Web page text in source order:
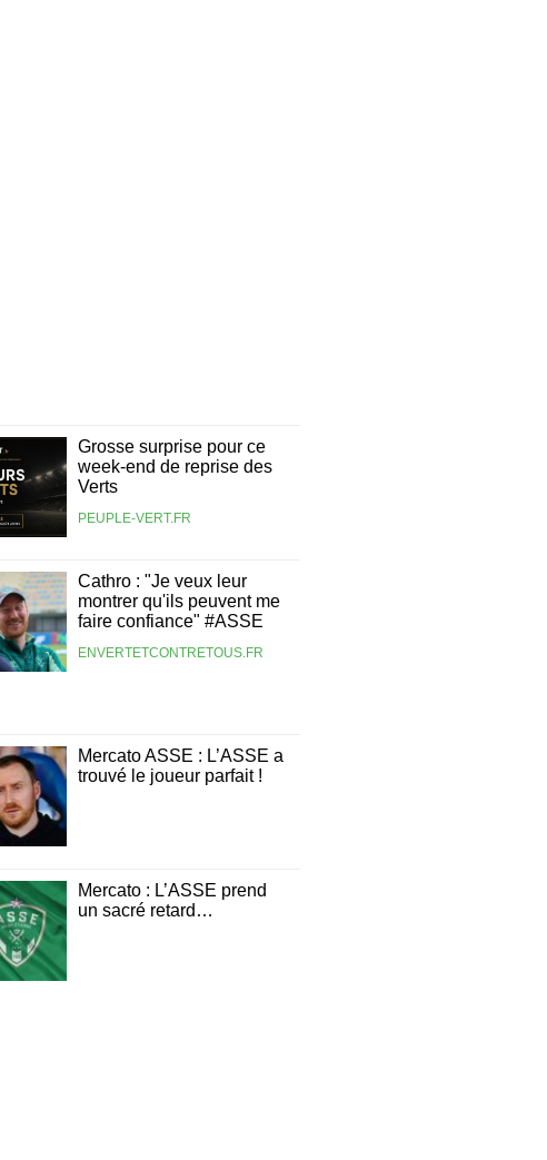
Grosse surprise pour ce
week-end de reprise des
Verts
PEUPLE-VERT.FR
Cathro : "Je veux leur
montrer qu'ils peuvent me
faire confiance" #ASSE
ENVERTETCONTRETOUS.FR
Mercato ASSE : L’ASSE a
trouvé le joueur parfait !
Mercato : L’ASSE prend
un sacré retard…